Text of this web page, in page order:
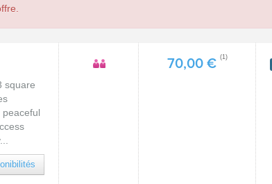
square
70,00 €
(1)